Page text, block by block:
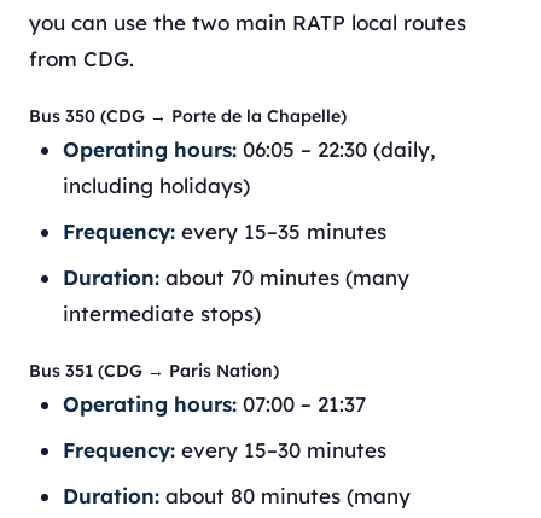
you can use the two main RATP local routes
from CDG.
Bus 350 (CDG → Porte de la Chapelle)
Operating hours: 06:05 – 22:30 (daily,
including holidays)
Frequency: every 15–35 minutes
Duration: about 70 minutes (many
intermediate stops)
Bus 351 (CDG → Paris Nation)
Operating hours: 07:00 – 21:37
Frequency: every 15–30 minutes
Duration: about 80 minutes (many